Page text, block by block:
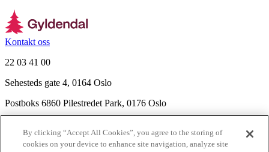
Kontakt oss
22 03 41 00
Sehesteds gate 4, 0164 Oslo
Postboks 6860 Pilestredet Park, 0176 Oslo
Nyhetsbrev
By clicking “Accept All Cookies”, you agree to the storing of
cookies on your device to enhance site navigation, analyze site